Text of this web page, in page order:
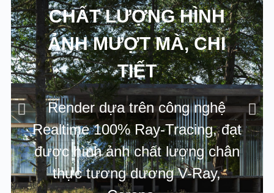
CHẤT LƯỢNG HÌNH
ẢNH MƯỢT MÀ, CHI
TIẾT
Render dựa trên công nghệ
Realtime 100% Ray-Tracing, đạt
được hình ảnh chất lượng chân
thực tương dương V-Ray,